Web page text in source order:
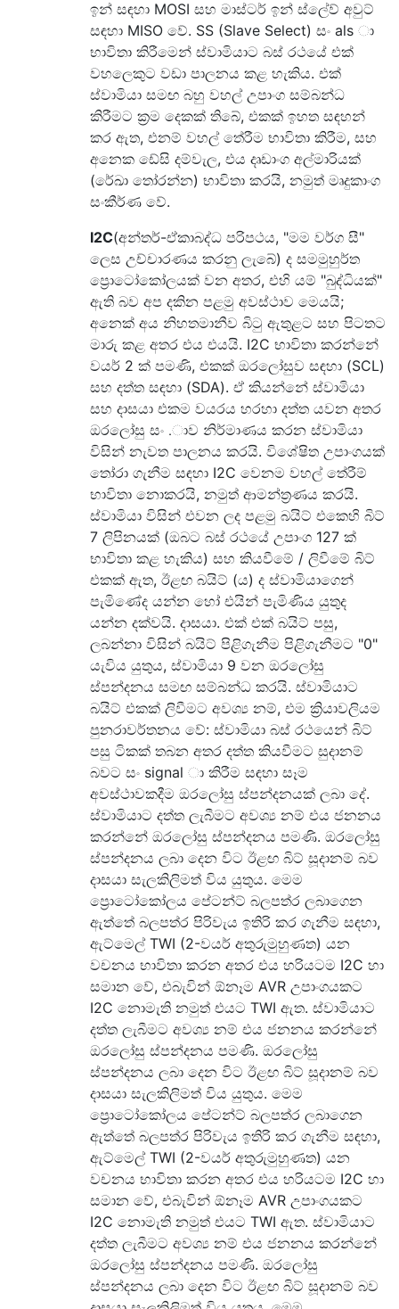
ඉන් සඳහා MOSI සහ මාස්ටර් ඉන් ස්ලේව් අවුට්
සඳහා MISO වේ. SS (Slave Select) සං als ා
භාවිතා කිරීමෙන් ස්වාමියාට බස් රථයේ එක්
වහලෙකුට වඩා පාලනය කළ හැකිය. එක්
ස්වාමියා සමඟ බහු වහල් උපාංග සම්බන්ධ
කිරීමට ක්‍රම දෙකක් තිබේ, එකක් ඉහත සඳහන්
කර ඇත, එනම් වහල් තේරීම භාවිතා කිරීම, සහ
අනෙක ඩේසි දම්වැල, එය දෘඩාංග අල්මාරියක්
(රේඛා තෝරන්න) භාවිතා කරයි, නමුත් මෘදුකාංග
සංකීර්ණ වේ.
I2C(අන්තර්-ඒකාබද්ධ පරිපථය, "මම වර්ග සී"
ලෙස උච්චාරණය කරනු ලැබේ) ද සමමුහුර්ත
ප්‍රොටෝකෝලයක් වන අතර, එහි යම් "බුද්ධියක්"
ඇති බව අප දකින පළමු අවස්ථාව මෙයයි;
අනෙක් අය නිහතමානීව බිටු ඇතුළට සහ පිටතට
මාරු කළ අතර එය එයයි. I2C භාවිතා කරන්නේ
වයර් 2 ක් පමණි, එකක් ඔරලෝසුව සඳහා (SCL)
සහ දත්ත සඳහා (SDA). ඒ කියන්නේ ස්වාමියා
සහ දාසයා එකම වයරය හරහා දත්ත යවන අතර
ඔරලෝසු සං .ාව නිර්මාණය කරන ස්වාමියා
විසින් නැවත පාලනය කරයි. විශේෂිත උපාංගයක්
තෝරා ගැනීම සඳහා I2C වෙනම වහල් තේරීම්
භාවිතා නොකරයි, නමුත් ආමන්ත්‍රණය කරයි.
ස්වාමියා විසින් එවන ලද පළමු බයිට් එකෙහි බිට්
7 ලිපිනයක් (ඔබට බස් රථයේ උපාංග 127 ක්
භාවිතා කළ හැකිය) සහ කියවීමේ / ලිවීමේ බිට්
එකක් ඇත, ඊළඟ බයිට් (ය) ද ස්වාමියාගෙන්
පැමිණේද යන්න හෝ එයින් පැමිණිය යුතුද
යන්න දක්වයි. දාසයා. එක් එක් බයිට් පසු,
ලබන්නා විසින් බයිට් පිළිගැනීම පිළිගැනීමට "0"
යැවිය යුතුය, ස්වාමියා 9 වන ඔරලෝසු
ස්පන්දනය සමඟ සම්බන්ධ කරයි. ස්වාමියාට
බයිට් එකක් ලිවීමට අවශ්‍ය නම්, එම ක්‍රියාවලියම
පුනරාවර්තනය වේ: ස්වාමියා බස් රථයෙන් බිට්
පසු ටිකක් තබන අතර දත්ත කියවීමට සුදානම්
බවට සං signal ා කිරීම සඳහා සෑම
අවස්ථාවකදීම ඔරලෝසු ස්පන්දනයක් ලබා දේ.
ස්වාමියාට දත්ත ලැබීමට අවශ්‍ය නම් එය ජනනය
කරන්නේ ඔරලෝසු ස්පන්දනය පමණි. ඔරලෝසු
ස්පන්දනය ලබා දෙන විට ඊළඟ බිට් සූදානම් බව
දාසයා සැලකිලිමත් විය යුතුය. මෙම
ප්‍රොටෝකෝලය පේටන්ට් බලපත්ර ලබාගෙන
ඇත්තේ බලපත්ර පිරිවැය ඉතිරි කර ගැනීම සඳහා,
ඇට්මෙල් TWI (2-වයර් අතුරුමුහුණත) යන
වචනය භාවිතා කරන අතර එය හරියටම I2C හා
සමාන වේ, එබැවින් ඕනෑම AVR උපාංගයකට
I2C නොමැති නමුත් එයට TWI ඇත. ස්වාමියාට
දත්ත ලැබීමට අවශ්‍ය නම් එය ජනනය කරන්නේ
ඔරලෝසු ස්පන්දනය පමණි. ඔරලෝසු
ස්පන්දනය ලබා දෙන විට ඊළඟ බිට් සූදානම් බව
දාසයා සැලකිලිමත් විය යුතුය. මෙම
ප්‍රොටෝකෝලය පේටන්ට් බලපත්ර ලබාගෙන
ඇත්තේ බලපත්ර පිරිවැය ඉතිරි කර ගැනීම සඳහා,
ඇට්මෙල් TWI (2-වයර් අතුරුමුහුණත) යන
වචනය භාවිතා කරන අතර එය හරියටම I2C හා
සමාන වේ, එබැවින් ඕනෑම AVR උපාංගයකට
I2C නොමැති නමුත් එයට TWI ඇත. ස්වාමියාට
දත්ත ලැබීමට අවශ්‍ය නම් එය ජනනය කරන්නේ
ඔරලෝසු ස්පන්දනය පමණි. ඔරලෝසු
ස්පන්දනය ලබා දෙන විට ඊළඟ බිට් සූදානම් බව